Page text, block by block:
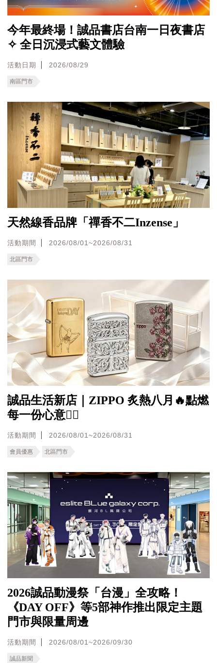
今年最終場！誠品書店台南一日夜書店
✧ 全日沉浸式藝文體驗
活動日期 2026/08/29
南區門市
天然線香品牌「禪香不二Inzense」
活動期間 2026/08/01~2026/08/31
北區門市
誠品生活新店｜ZIPPO 炙熱八月🔥點燃
每一份心意❤️‍🔥
活動期間 2026/08/01~2026/08/31
會員優惠 北區門市
2026誠品動漫祭「台漫」全攻略！
《DAY OFF》等5部神作推出限定主題
門市與限量周邊
活動期間 2026/08/01~2026/09/30
誠品新聞